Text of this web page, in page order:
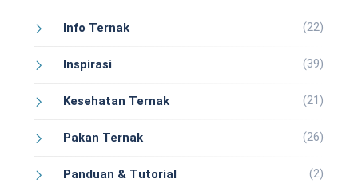
Info Ternak (22)
Inspirasi (39)
Kesehatan Ternak (21)
Pakan Ternak (26)
Panduan & Tutorial (2)